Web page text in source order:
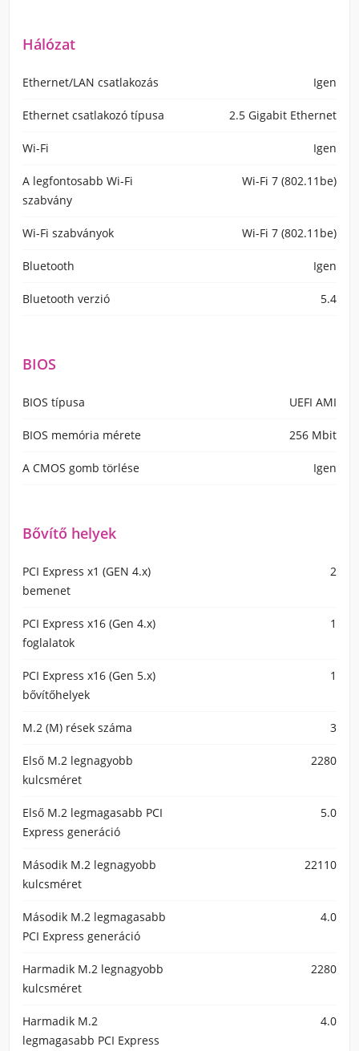
Hálózat
Ethernet/LAN csatlakozás Igen
Ethernet csatlakozó típusa 2.5 Gigabit Ethernet
Wi-Fi Igen
A legfontosabb Wi-Fi
szabvány
Wi-Fi 7 (802.11be)
Wi-Fi szabványok Wi-Fi 7 (802.11be)
Bluetooth Igen
Bluetooth verzió 5.4
BIOS
BIOS típusa UEFI AMI
BIOS memória mérete 256 Mbit
A CMOS gomb törlése Igen
Bővítő helyek
PCI Express x1 (GEN 4.x)
bemenet
2
PCI Express x16 (Gen 4.x)
foglalatok
1
PCI Express x16 (Gen 5.x)
bővítőhelyek
1
M.2 (M) rések száma 3
Első M.2 legnagyobb
kulcsméret
2280
Első M.2 legmagasabb PCI
Express generáció
5.0
Második M.2 legnagyobb
kulcsméret
22110
Második M.2 legmagasabb
PCI Express generáció
4.0
Harmadik M.2 legnagyobb
kulcsméret
2280
Harmadik M.2
legmagasabb PCI Express
4.0